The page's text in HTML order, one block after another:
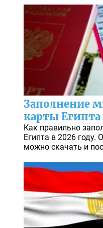
Заполнение
карты Египта
Как правильно
Египта в 2026 году.
можно скачать и